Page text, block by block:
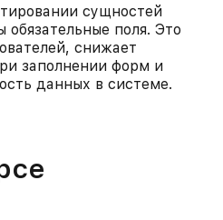
сущностей
обязательные поля. Это
снижает
заполнении форм и
данных в системе.​